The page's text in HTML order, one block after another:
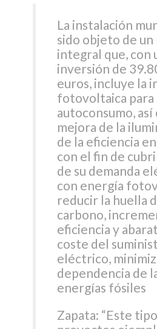
La instalación
sido objeto de
integral que, con
inversión de
euros, incluye la
fotovoltaica para
autoconsumo, así
mejora de la
de la eficiencia
con el fin de
de su demanda
con energía
reducir la huella
carbono,
eficiencia y
coste del
eléctrico,
dependencia de
energías fósiles
Zapata: “Este